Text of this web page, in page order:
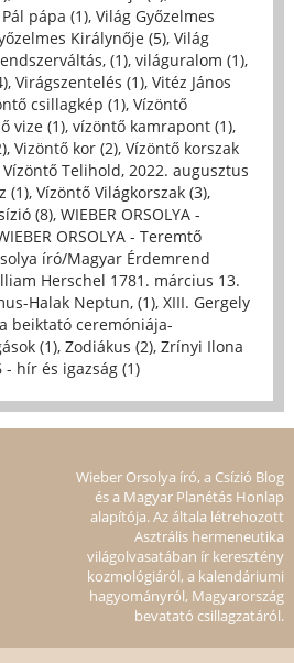
pápa (1), Világ Győzelmes
Királynője (5), Világ
(1), világuralom (1),
, Virágszentelés (1), Vitéz János
csillagkép (1), Vízöntő
vize (1), vízöntő kamrapont (1),
, Vizöntő kor (2), Vízöntő korszak
Vízöntő Telihold, 2022. augusztus
(1), Vízöntő Világkorszak (3),
(8), WIEBER ORSOLYA -
ORSOLYA - Teremtő
író/Magyar Érdemrend
Herschel 1781. március 13.
Halak Neptun, (1), XIII. Gergely
beiktató ceremóniája-
(1), Zodiákus (2), Zrínyi Ilona
- hír és igazság (1)
Wieber Orsolya író, a Csízió Blog
és a Magyar Planétás Honlap
alapítója. Az általa létrehozott
Asztrális hermeneutika
világolvasatában ír keresztény
kozmológiáról, a kalendáriumi
hagyományról, Magyarország
bevatató csillagzatáról.